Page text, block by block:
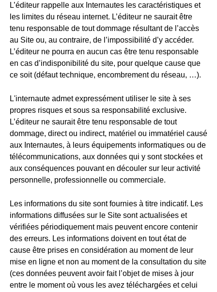
L’éditeur rappelle aux Internautes les caractéristiques et
les limites du réseau internet. L’éditeur ne saurait être
tenu responsable de tout dommage résultant de l’accès
au Site ou, au contraire, de l’impossibilité d’y accéder.
L’éditeur ne pourra en aucun cas être tenu responsable
en cas d’indisponibilité du site, pour quelque cause que
ce soit (défaut technique, encombrement du réseau, …).
L'internaute admet expressément utiliser le site à ses
propres risques et sous sa responsabilité exclusive.
L’éditeur ne saurait être tenu responsable de tout
dommage, direct ou indirect, matériel ou immatériel causé
aux Internautes, à leurs équipements informatiques ou de
télécommunications, aux données qui y sont stockées et
aux conséquences pouvant en découler sur leur activité
personnelle, professionnelle ou commerciale.
Les informations du site sont fournies à titre indicatif. Les
informations diffusées sur le Site sont actualisées et
vérifiées périodiquement mais peuvent encore contenir
des erreurs. Les informations doivent en tout état de
cause être prises en considération au moment de leur
mise en ligne et non au moment de la consultation du site
(ces données peuvent avoir fait l’objet de mises à jour
entre le moment où vous les avez téléchargées et celui